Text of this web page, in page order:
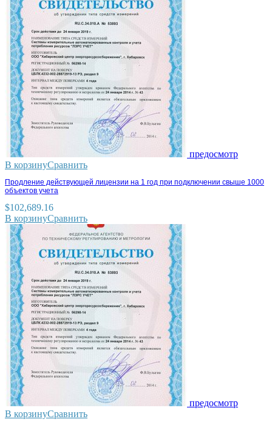
предосмотр
В корзинуСравнить
Продление действующей лицензии на 1 год при подключении свыше 1000
объектов учета
$102,689.16
В корзинуСравнить
предосмотр
В корзинуСравнить